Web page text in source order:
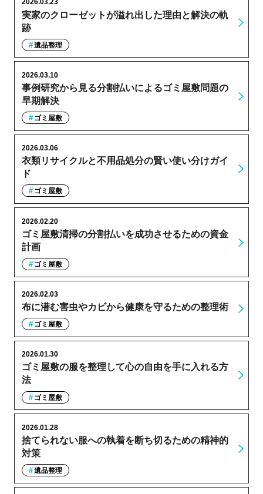
実家のクローゼットが溢れ出した理由と解決の軌
跡
2026.03.23
遺品整理
事例研究から見る分割払いによるゴミ屋敷問題の
早期解決
2026.03.10
ゴミ屋敷
衣類リサイクルと不用品処分の賢い使い分けガイ
ド
2026.03.06
ゴミ屋敷
ゴミ屋敷清掃の分割払いを成功させるための資金
計画
2026.02.20
ゴミ屋敷
布に潜む害虫やカビから健康を守るための整理術
2026.02.03
ゴミ屋敷
ゴミ屋敷の服を整理して心の自由を手に入れる方
法
2026.01.30
ゴミ屋敷
捨てられない服への執着を断ち切るための精神的
対策
2026.01.28
遺品整理